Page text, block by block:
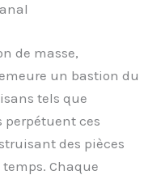
de masse,
un bastion du
tels que
perpétuent ces
des pièces
Chaque